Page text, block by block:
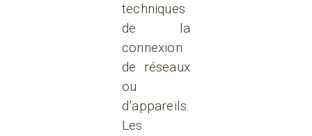
techniques
de la
connexion
de réseaux
ou
d’appareils.
Les